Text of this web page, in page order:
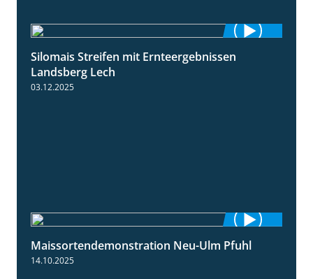
11:01
Silomais Streifen mit Ernteergebnissen
Landsberg Lech
03.12.2025
7:10
Maissortendemonstration Neu-Ulm Pfuhl
14.10.2025